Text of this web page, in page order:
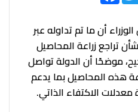
أن ما تم تداوله عبر
تراجع زراعة المحاصيل
موضحًا أن الدولة تواصل
هذه المحاصيل بما يدعم
الاكتفاء الذاتي.